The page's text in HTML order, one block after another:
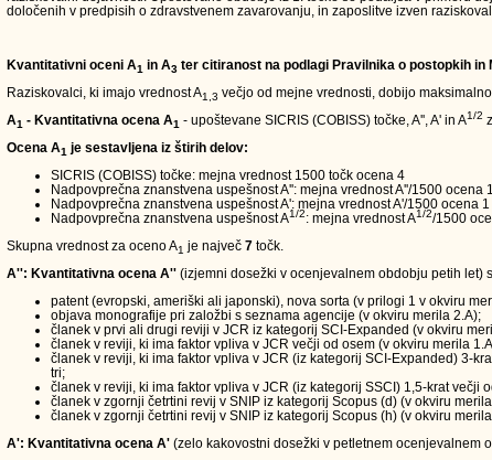
določenih v predpisih o zdravstvenem zavarovanju, in zaposlitve izven
Kvantitativni oceni A1 in A3 ter citiranost na podlagi Pravilnika o postopkih
Raziskovalci, ki imajo vrednost A1,3 večjo od mejne vrednosti, dobijo
A1 - Kvantitativna ocena A1 - upoštevane SICRIS (COBISS) točke, A'', A' in A1/2
Ocena A1 je sestavljena iz štirih delov:
SICRIS (COBISS) točke: mejna vrednost 1500 točk ocena 4
Nadpovprečna znanstvena uspešnost A'': mejna vrednost A''/1500 ocena 1
Nadpovprečna znanstvena uspešnost A': mejna vrednost A'/1500 ocena 1
Nadpovprečna znanstvena uspešnost A1/2: mejna vrednost A1/2/1500
Skupna vrednost za oceno A1 je največ 7 točk.
A'': Kvantitativna ocena A'' (izjemni dosežki v ocenjevalnem obdobju petih let)
patent (evropski, ameriški ali japonski), nova sorta (v prilogi 1 v okviru
objava monografije pri založbi s seznama agencije (v okviru merila 2.A);
članek v prvi ali drugi reviji v JCR iz kategorij SCI-Expanded (v okviru
članek v reviji, ki ima faktor vpliva v JCR večji od osem (v okviru merila
članek v reviji, ki ima faktor vpliva v JCR (iz kategorij SCI-Expanded) 3-
tri;
članek v reviji, ki ima faktor vpliva v JCR (iz kategorij SSCI) 1,5-krat
članek v zgornji četrtini revij v SNIP iz kategorij Scopus (d) (v okviru
članek v zgornji četrtini revij v SNIP iz kategorij Scopus (h) (v okviru merila
A': Kvantitativna ocena A' (zelo kakovostni dosežki v petletnem ocenjevalnem